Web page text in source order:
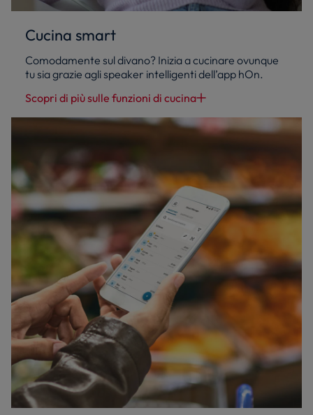
Cucina smart
Comodamente sul divano? Inizia a cucinare ovunque
tu sia grazie agli speaker intelligenti dell’app hOn.
Scopri di più sulle funzioni di cucina